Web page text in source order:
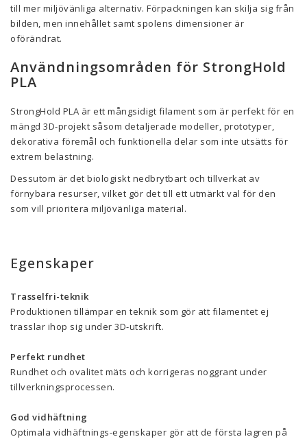
till mer miljövänliga alternativ. Förpackningen kan skilja sig från
bilden, men innehållet samt spolens dimensioner är
oförändrat.
Användningsområden för StrongHold
PLA
StrongHold PLA är ett mångsidigt filament som är perfekt för en
mängd 3D-projekt såsom detaljerade modeller, prototyper,
dekorativa föremål och funktionella delar som inte utsätts för
extrem belastning.
Dessutom är det biologiskt nedbrytbart och tillverkat av
förnybara resurser, vilket gör det till ett utmärkt val för den
som vill prioritera miljövänliga material.
Egenskaper
Trasselfri-teknik
Produktionen tillämpar en teknik som gör att filamentet ej
trasslar ihop sig under 3D-utskrift.
Perfekt rundhet
Rundhet och ovalitet mäts och korrigeras noggrant under
tillverkningsprocessen.
God vidhäftning
Optimala vidhäftnings-egenskaper gör att de första lagren på